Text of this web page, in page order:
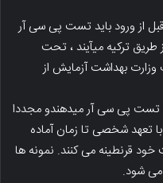
گروه آ، تا ۷۲ ساعت قبل از ورود باید تست پی سی آر
طریق ترکیه میآیند ، تحت
وزارت بهداشت آزمایش از
قبل از ورود تست پی سی آر میدهندو مجددا
با تعهد شخصی تا زمان آماده
قرنطینه می کنند. نمونه ها
می شود.